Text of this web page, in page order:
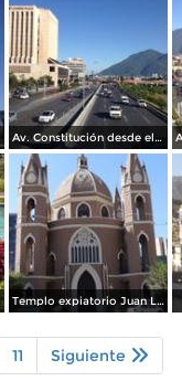
Av. Constitución desde el Pabellon M. Diciembre/2016
Templo expiatorio Juan Luis Gonzaga
11 Siguiente